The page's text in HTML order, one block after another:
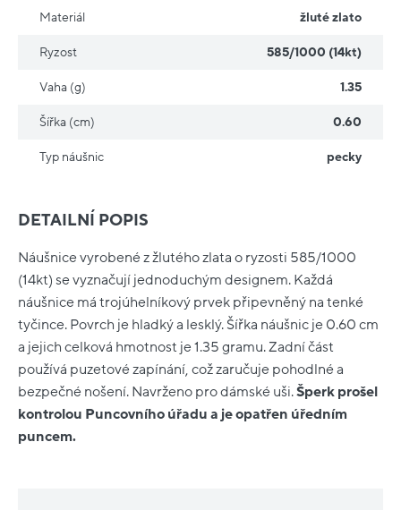
DETAILNÍ POPIS
Náušnice vyrobené z žlutého zlata o ryzosti 585/1000
(14kt) se vyznačují jednoduchým designem. Každá
náušnice má trojúhelníkový prvek připevněný na tenké
tyčince. Povrch je hladký a lesklý. Šířka náušnic je 0.60 cm
a jejich celková hmotnost je 1.35 gramu. Zadní část
používá puzetové zapínání, což zaručuje pohodlné a
bezpečné nošení. Navrženo pro dámské uši.Šperk prošel
kontrolou Puncovního úřadu a je opatřen úředním
puncem.
Materiál žluté zlato
Ryzost 585/1000 (14kt)
Vaha (g) 1.35
Šířka (cm) 0.60
Typ náušnic pecky